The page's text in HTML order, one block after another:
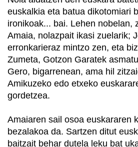
euskalkia eta batua dikotomiari
ironikoak... bai. Lehen nobelan,
Amaia, nolazpait ikasi zuelarik;
erronkarieraz mintzo zen, eta
Zumeta, Gotzon Garatek
Gero, bigarrenean, ama hil
Amikuzeko edo etxeko
gordetzea.
Amaiaren sail osoa euskararen
bezalakoa da. Sartzen ditut
baitzait behar dutela leku bat